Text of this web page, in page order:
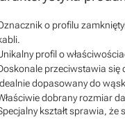
o profilu
profil o
przeciwstawia się
dopasowany do
dobrany rozmiar
kształt sprawia, że